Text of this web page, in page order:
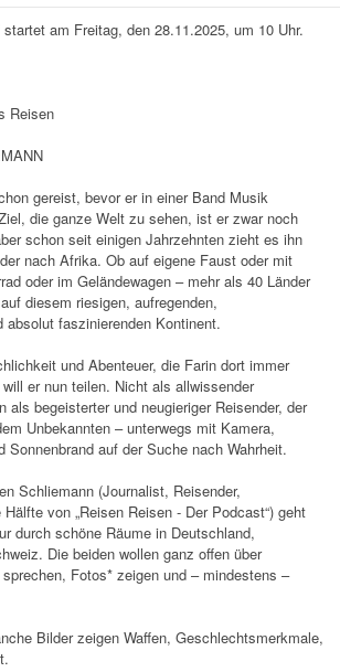
am Freitag, den 28.11.2025, um 10 Uhr.
Reisen
gereist, bevor er in einer Band Musik
die ganze Welt zu sehen, ist er zwar noch
schon seit einigen Jahrzehnten zieht es ihn
nach Afrika. Ob auf eigene Faust oder mit
oder im Geländewagen – mehr als 40 Länder
diesem riesigen, aufregenden,
absolut faszinierenden Kontinent.
und Abenteuer, die Farin dort immer
er nun teilen. Nicht als allwissender
als begeisterter und neugieriger Reisender, der
Unbekannten – unterwegs mit Kamera,
Sonnenbrand auf der Suche nach Wahrheit.
Schliemann (Journalist, Reisender,
von „Reisen Reisen - Der Podcast“) geht
durch schöne Räume in Deutschland,
Die beiden wollen ganz offen über
Fotos* zeigen und – mindestens –
Bilder zeigen Waffen, Geschlechtsmerkmale,